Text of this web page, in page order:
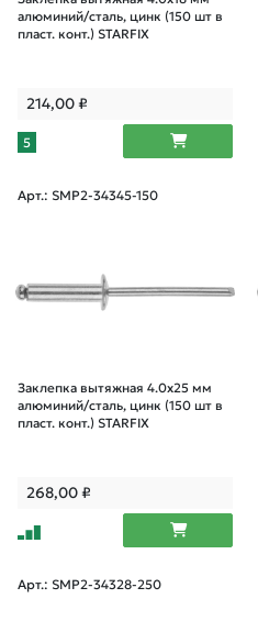
алюминий/сталь, цинк (150 шт в
пласт. конт.) STARFIX
214,00₽
5
Арт.: SMP2-34345-150
Заклепка вытяжная 4.0х25 мм
алюминий/сталь, цинк (150 шт в
пласт. конт.) STARFIX
268,00₽
Арт.: SMP2-34328-250